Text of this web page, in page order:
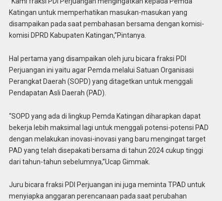
Katingan untuk memperhatikan masukan-masukan yang
disampaikan pada saat pembahasan bersama dengan komisi-
komisi DPRD Kabupaten Katingan,”Pintanya.
Hal pertama yang disampaikan oleh juru bicara fraksi PDI
Perjuangan ini yaitu agar Pemda melalui Satuan Organisasi
Perangkat Daerah (SOPD) yang ditagetkan untuk menggali
Pendapatan Asli Daerah (PAD).
“SOPD yang ada di lingkup Pemda Katingan diharapkan dapat
bekerja lebih maksimal lagi untuk menggali potensi-potensi PAD
dengan melakukan inovasi-inovasi yang baru mengingat target
PAD yang telah disepakati bersama di tahun 2024 cukup tinggi
dari tahun-tahun sebelumnya,”Ucap Gimmak.
Juru bicara fraksi PDI Perjuangan ini juga meminta TPAD untuk
menyiapka anggaran perencanaan pada saat perubahan